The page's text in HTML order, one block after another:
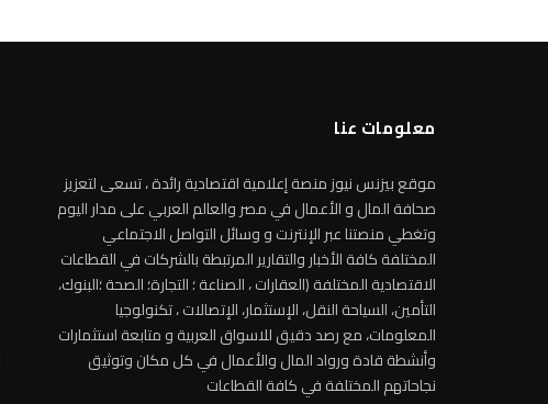
معلومات عنا
موقع بيزنس نيوز منصة إعلامية اقتصادية رائدة ، تسعى لتعزيز
صحافة المال و الأعمال في مصر والعالم العربي على مدار اليوم
وتغطي منصتنا عبر الإنترنت و وسائل التواصل الاجتماعي
المختلفة كافة الأخبار والتقارير المرتبطة بالشركات في القطاعات
الاقتصادية المختلفة (العقارات ، الصناعة ؛ التجارة؛ الصحة ؛البنوك،
التأمين، السياحة النقل، الإستثمار، الإتصالات ، تكنولوجيا
المعلومات، مع رصد دقيق للاسواق العربية و متابعة استثمارات
وأنشطة قادة ورواد المال والأعمال في كل مكان وتوثيق
نجاحاتهم المختلفة في كافة القطاعات